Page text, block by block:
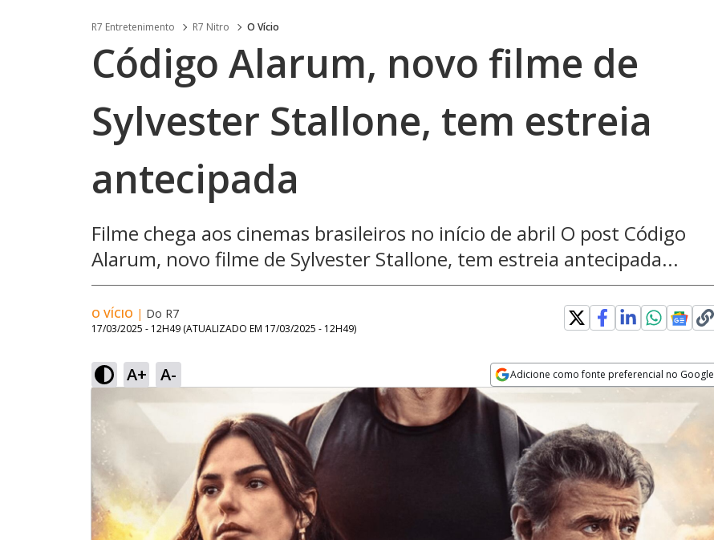
R7 Entretenimento R7 Nitro O Vício
Código Alarum, novo filme de
Sylvester Stallone, tem estreia
antecipada
Filme chega aos cinemas brasileiros no início de abril O post Código
Alarum, novo filme de Sylvester Stallone, tem estreia antecipada...
O VÍCIO | Do R7
17/03/2025 - 12H49 (ATUALIZADO EM 17/03/2025 - 12H49)
A+ A- Adicione como fonte preferencial no Google
Opens in new window